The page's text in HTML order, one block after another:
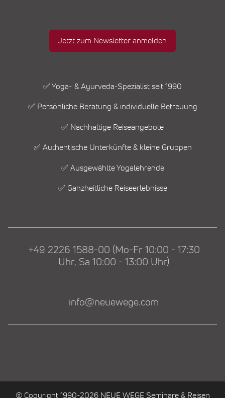
Jetzt zum Newsletter anmelden
✅ Yoga- & Ayurveda-Spezialist seit 1990
✅ Persönliche Beratung & individuelle Betreuung
✅ Nachhaltige Reiseangebote
✅ Authentische Unterkünfte & kleine Gruppen
✅ Ausgewählte Yogalehrende
✅ Ganzheitliche Reiseerlebnisse
+49 2226 1588-00 (Mo-Fr 10:00 - 17:30
Uhr, Sa 10:00 - 13:00 Uhr)
info@neuewege.com